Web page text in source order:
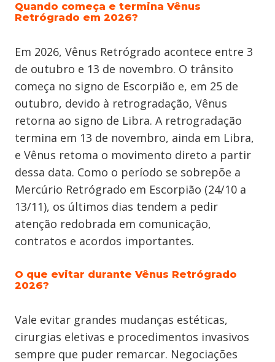
Quando começa e termina Vênus
Retrógrado em 2026?
Em 2026, Vênus Retrógrado acontece entre 3
de outubro e 13 de novembro. O trânsito
começa no signo de Escorpião e, em 25 de
outubro, devido à retrogradação, Vênus
retorna ao signo de Libra. A retrogradação
termina em 13 de novembro, ainda em Libra,
e Vênus retoma o movimento direto a partir
dessa data. Como o período se sobrepõe a
Mercúrio Retrógrado em Escorpião (24/10 a
13/11), os últimos dias tendem a pedir
atenção redobrada em comunicação,
contratos e acordos importantes.
O que evitar durante Vênus Retrógrado
2026?
Vale evitar grandes mudanças estéticas,
cirurgias eletivas e procedimentos invasivos
sempre que puder remarcar. Negociações